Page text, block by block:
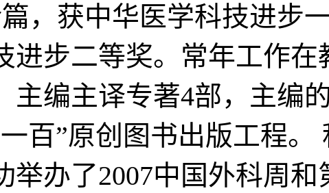
，获中华医学科技进步
进步二等奖。常年工作在
主编主译专著4部，主编
百”原创图书出版工程。
办了2007中国外科周